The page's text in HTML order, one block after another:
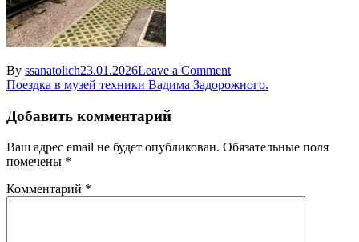
By ssanatolich23.01.2026Leave a Commenton
https
—
77
Навигация
по
записям
Поездка в музей техники Вадима Задорожного.
Добавить комментарий
Ваш адрес email не будет опубликован. Обязательные поля
помечены *
Комментарий *